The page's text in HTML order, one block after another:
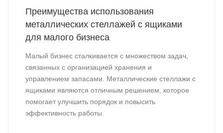
Преимущества использования
металлических стеллажей с ящиками
для малого бизнеса
Малый бизнес сталкивается с множеством задач,
связанных с организацией хранения и
управлением запасами. Металлические стеллажи с
ящиками являются отличным решением, которое
помогает улучшить порядок и повысить
эффективность работы.